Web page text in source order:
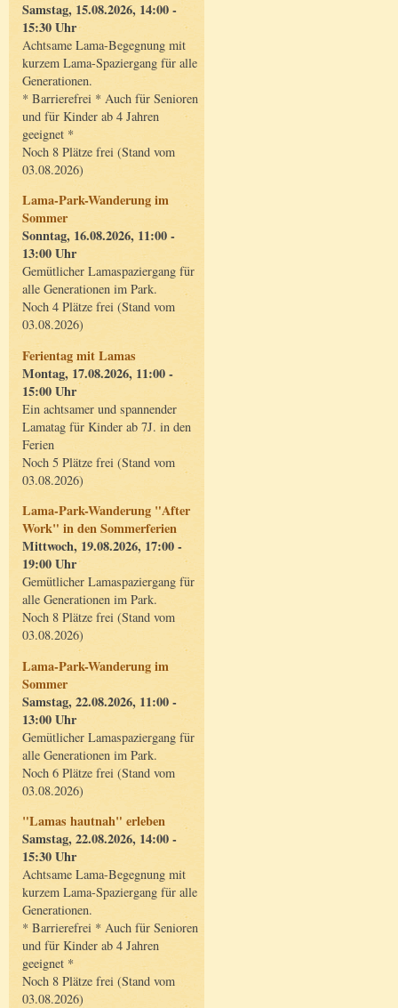
Samstag, 15.08.2026, 14:00 -
15:30 Uhr
Achtsame Lama-Begegnung mit
kurzem Lama-Spaziergang für alle
Generationen.
* Barrierefrei * Auch für Senioren
und für Kinder ab 4 Jahren
geeignet *
Noch 8 Plätze frei (Stand vom
03.08.2026)
Lama-Park-Wanderung im
Sommer
Sonntag, 16.08.2026, 11:00 -
13:00 Uhr
Gemütlicher Lamaspaziergang für
alle Generationen im Park.
Noch 4 Plätze frei (Stand vom
03.08.2026)
Ferientag mit Lamas
Montag, 17.08.2026, 11:00 -
15:00 Uhr
Ein achtsamer und spannender
Lamatag für Kinder ab 7J. in den
Ferien
Noch 5 Plätze frei (Stand vom
03.08.2026)
Lama-Park-Wanderung "After
Work" in den Sommerferien
Mittwoch, 19.08.2026, 17:00 -
19:00 Uhr
Gemütlicher Lamaspaziergang für
alle Generationen im Park.
Noch 8 Plätze frei (Stand vom
03.08.2026)
Lama-Park-Wanderung im
Sommer
Samstag, 22.08.2026, 11:00 -
13:00 Uhr
Gemütlicher Lamaspaziergang für
alle Generationen im Park.
Noch 6 Plätze frei (Stand vom
03.08.2026)
"Lamas hautnah" erleben
Samstag, 22.08.2026, 14:00 -
15:30 Uhr
Achtsame Lama-Begegnung mit
kurzem Lama-Spaziergang für alle
Generationen.
* Barrierefrei * Auch für Senioren
und für Kinder ab 4 Jahren
geeignet *
Noch 8 Plätze frei (Stand vom
03.08.2026)